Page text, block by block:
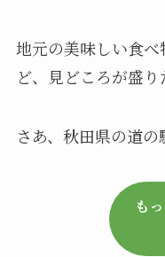
地元の美味しい食
ど、見どころが盛り
さあ、秋田県の道
も